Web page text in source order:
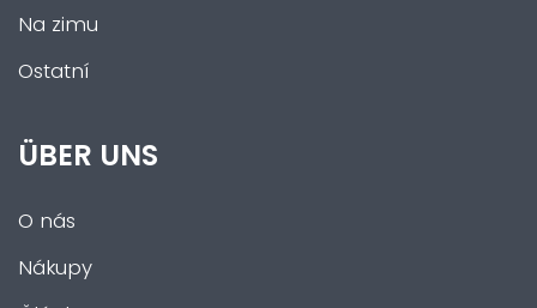
Na zimu
Ostatní
ÜBER UNS
O nás
Nákupy